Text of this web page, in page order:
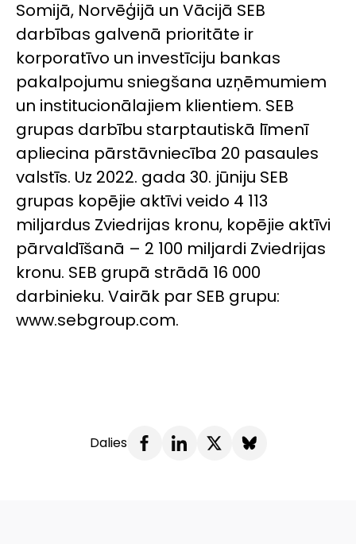
Somijā, Norvēģijā un Vācijā SEB
darbības galvenā prioritāte ir
korporatīvo un investīciju bankas
pakalpojumu sniegšana uzņēmumiem
un institucionālajiem klientiem. SEB
grupas darbību starptautiskā līmenī
apliecina pārstāvniecība 20 pasaules
valstīs. Uz 2022. gada 30. jūniju SEB
grupas kopējie aktīvi veido 4 113
miljardus Zviedrijas kronu, kopējie aktīvi
pārvaldīšanā – 2 100 miljardi Zviedrijas
kronu. SEB grupā strādā 16 000
darbinieku. Vairāk par SEB grupu:
www.sebgroup.com.
Dalies